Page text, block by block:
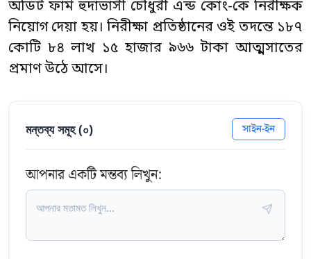
অডিট ফার্ম হুদাভাসী চৌধুরী এন্ড কোং-কে নিরীক্ষক
নিয়োগ দেয়া হয়। নিরীক্ষা প্রতিষ্ঠানের ওই তদন্তে ১৮৭
কোটি ৮৪ লাখ ১৫ হাজার ৯৬৬ টাকা আত্মসাতের
প্রমাণ উঠে আসে।
মন্তব্য সমূহ (০) সাইন-ইন
আপনার একটি মন্তব্য লিখুন: